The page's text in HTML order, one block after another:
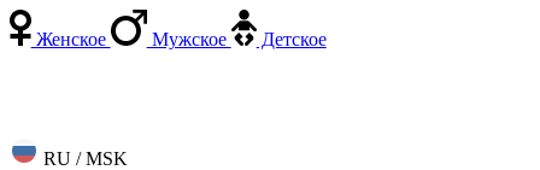
Женское Мужское Детское
RU / MSK